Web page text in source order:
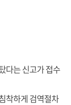
다는 신고가 접수
착하게 검역절차